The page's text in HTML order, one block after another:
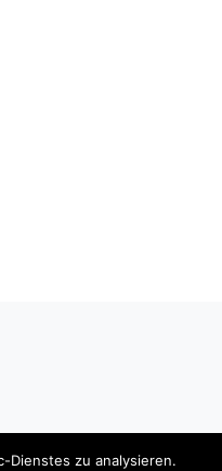
Dienstes zu analysieren.